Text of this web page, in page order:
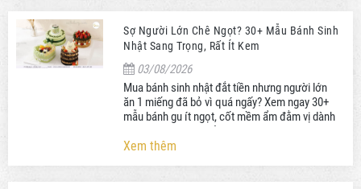
Sợ Người Lớn Chê Ngọt? 30+ Mẫu Bánh Sinh
Nhật Sang Trọng, Rất Ít Kem
03/08/2026
Mua bánh sinh nhật đắt tiền nhưng người lớn
ăn 1 miếng đã bỏ vì quá ngấy? Xem ngay 30+
mẫu bánh gu ít ngọt, cốt mềm ẩm đằm vị dành
riêng cho người trưởng thành!
Xem thêm